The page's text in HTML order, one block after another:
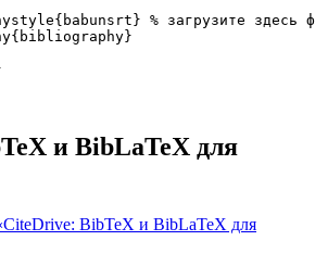
{babunsrt} % загрузите
{bibliography}
и BibLaTeX для
BibTeX и BibLaTeX для